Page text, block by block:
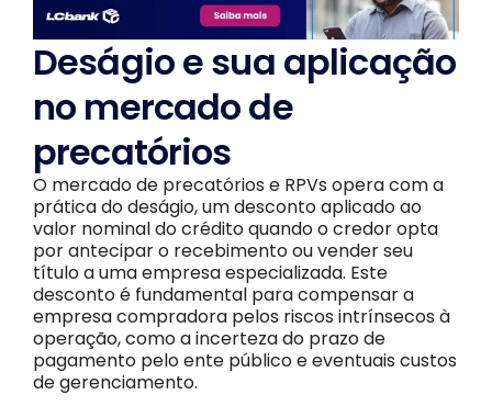
Deságio e sua aplicação
no mercado de
precatórios
O mercado de precatórios e RPVs opera com a
prática do deságio, um desconto aplicado ao
valor nominal do crédito quando o credor opta
por antecipar o recebimento ou vender seu
título a uma empresa especializada. Este
desconto é fundamental para compensar a
empresa compradora pelos riscos intrínsecos à
operação, como a incerteza do prazo de
pagamento pelo ente público e eventuais custos
de gerenciamento.